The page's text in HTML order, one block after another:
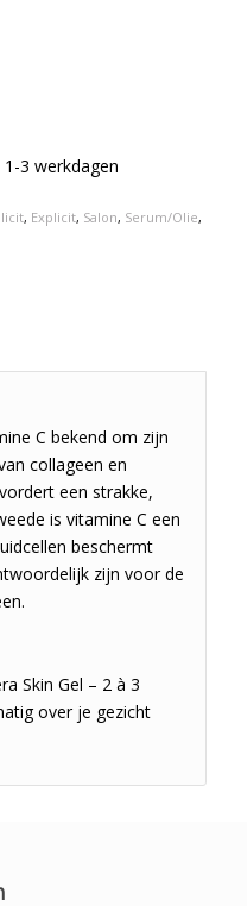
3 werkdagen
, Explicit, Salon, Serum/Olie,
C bekend om zijn
collageen en
een strakke,
is vitamine C een
beschermt
zijn voor de
Skin Gel – 2 à 3
over je gezicht